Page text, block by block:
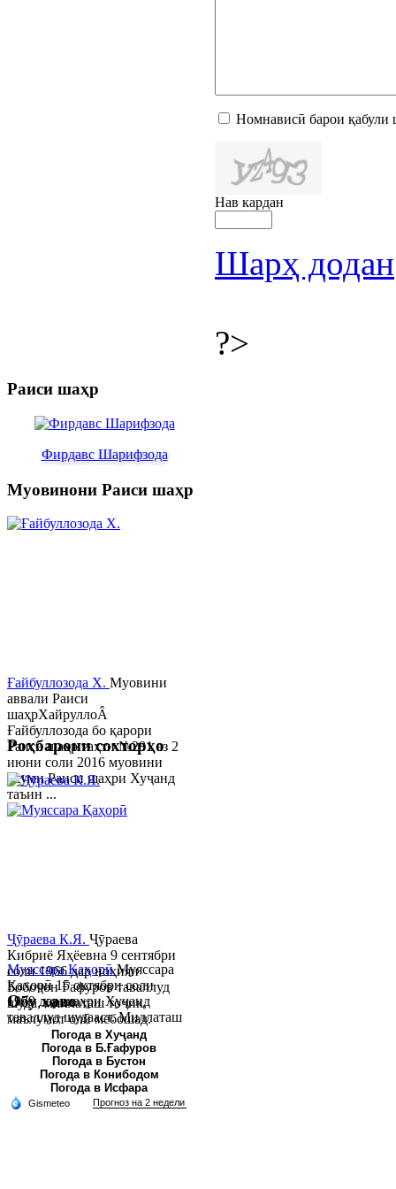
Номнависӣ барои қабули
Нав кардан
Шарҳ додан
?>
Раиси шаҳр
Фирдавс Шарифзода
Муовинони Раиси шаҳр
Ғайбуллозода Х. Муовини
аввали Раиси
шаҳрХайруллоÂ
Ғайбуллозода бо қарори
Раиси шаҳр таҳти №281 аз 2
июни соли 2016 муовини
якуми Раиси шаҳри Хуҷанд
таъин ...
Муяссара ҚаҳорӣМуяссара
Қаҳорӣ 15 октябри соли
1979 дар шаҳри Хуҷанд
таваллуд шудааст. Миллаташ
тоҷик. Маълумот олӣ. Соли
2002 Донишгоҳи давлатии
Хуҷанд ба...
Роҳбарони сохторҳо
Ҷӯраева К.Я. Ҷӯраева
Кибриё Яҳёевна 9 сентябри
соли 1966 дар ноҳияи
Бобоҷон Ғафуров таваллуд
шуда, миллаташ тоҷик,
маълумот олӣ мебошад.
Соли 1997 Донишг...
Обу хаво
Погода в Хуҷанд
Погода в Б.Ғафуров
Погода в Бустон
Погода в Конибодом
Погода в Исфара